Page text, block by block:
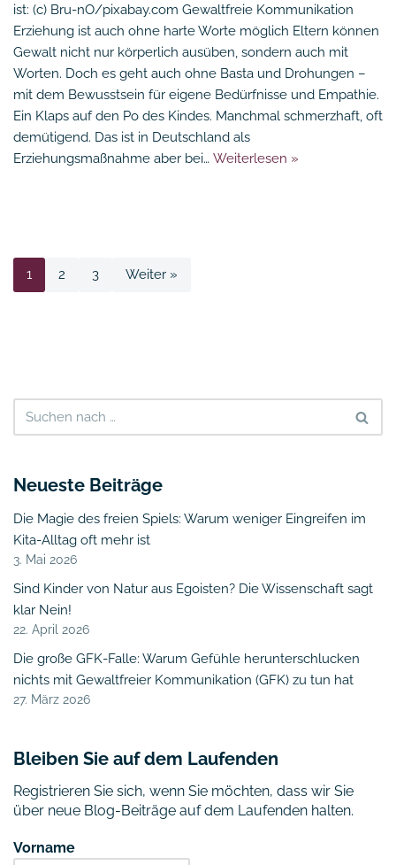
ist: (c) Bru-nO/pixabay.com Gewaltfreie Kommunikation
Erziehung ist auch ohne harte Worte möglich Eltern können
Gewalt nicht nur körperlich ausüben, sondern auch mit
Worten. Doch es geht auch ohne Basta und Drohungen –
mit dem Bewusstsein für eigene Bedürfnisse und Empathie.
Ein Klaps auf den Po des Kindes. Manchmal schmerzhaft, oft
demütigend. Das ist in Deutschland als
Erziehungsmaßnahme aber bei… Weiterlesen »
1 2 3 Weiter »
Neueste Beiträge
Die Magie des freien Spiels: Warum weniger Eingreifen im
Kita-Alltag oft mehr ist
3. Mai 2026
Sind Kinder von Natur aus Egoisten? Die Wissenschaft sagt
klar Nein!
22. April 2026
Die große GFK-Falle: Warum Gefühle herunterschlucken
nichts mit Gewaltfreier Kommunikation (GFK) zu tun hat
27. März 2026
Bleiben Sie auf dem Laufenden
Registrieren Sie sich, wenn Sie möchten, dass wir Sie
über neue Blog-Beiträge auf dem Laufenden halten.
Vorname